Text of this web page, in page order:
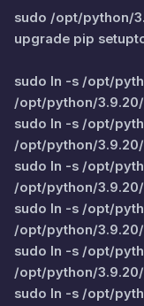
sudo /opt/python/
upgrade pip
sudo ln -s /opt/
/opt/python/
sudo ln -s /opt/
/opt/python/
sudo ln -s /opt/
/opt/python/
sudo ln -s /opt/
/opt/python/
sudo ln -s /opt/
/opt/python/
sudo ln -s /opt/